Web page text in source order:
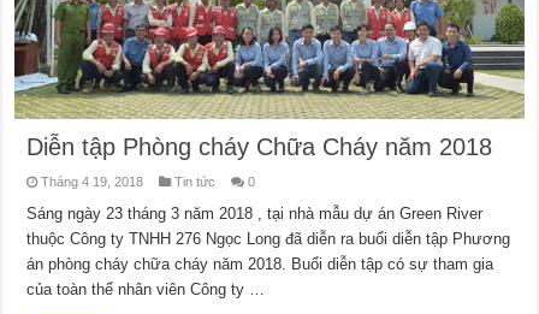
Diễn tập Phòng cháy Chữa Cháy năm 2018
Tháng 4 19, 2018 Tin tức 0
Sáng ngày 23 tháng 3 năm 2018 , tại nhà mẫu dự án Green River
thuộc Công ty TNHH 276 Ngọc Long đã diễn ra buổi diễn tập Phương
án phòng cháy chữa cháy năm 2018. Buổi diễn tập có sự tham gia
của toàn thể nhân viên Công ty …